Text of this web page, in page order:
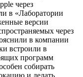
через
в «Лаборатории
версии
через
в компании
встроили в
программ
собирать
и делать